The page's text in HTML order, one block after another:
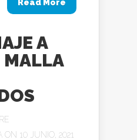
Read More
A
MALLA
ON 10 JUNIO, 2021